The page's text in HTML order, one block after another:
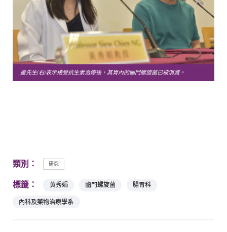
盧先生(右)表示接受抗生素治療後，其胃內的幽門螺旋菌已被消滅。
類別： 研究
標籤： 黄秀娟 幽門螺旋菌
腸胃科
內科及藥物治療學系